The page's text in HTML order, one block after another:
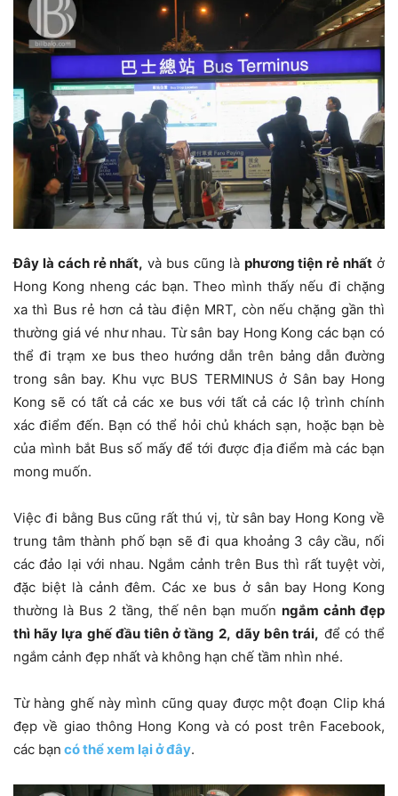
Đây là cách rẻ nhất, và bus cũng là phương tiện rẻ nhất ở
Hong Kong nheng các bạn. Theo mình thấy nếu đi chặng
xa thì Bus rẻ hơn cả tàu điện MRT, còn nếu chặng gần thì
thường giá vé như nhau. Từ sân bay Hong Kong các bạn có
thể đi trạm xe bus theo hướng dẫn trên bảng dẫn đường
trong sân bay. Khu vực BUS TERMINUS ở Sân bay Hong
Kong sẽ có tất cả các xe bus với tất cả các lộ trình chính
xác điểm đến. Bạn có thể hỏi chủ khách sạn, hoặc bạn bè
của mình bắt Bus số mấy để tới được địa điểm mà các bạn
mong muốn.
Việc đi bằng Bus cũng rất thú vị, từ sân bay Hong Kong về
trung tâm thành phố bạn sẽ đi qua khoảng 3 cây cầu, nối
các đảo lại với nhau. Ngắm cảnh trên Bus thì rất tuyệt vời,
đặc biệt là cảnh đêm. Các xe bus ở sân bay Hong Kong
thường là Bus 2 tầng, thế nên bạn muốnngắm cảnh đẹp
thì hãy lựa ghế đầu tiên ở tầng 2, dãy bên trái, để có thể
ngắm cảnh đẹp nhất và không hạn chế tầm nhìn nhé.
Từ hàng ghế này mình cũng quay được một đoạn Clip khá
đẹp về giao thông Hong Kong và có post trên Facebook,
các bạn có thể xem lại ở đây.